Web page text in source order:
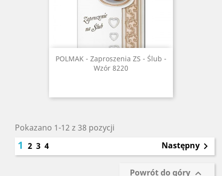
POLMAK - Zaproszenia ZS - Ślub -
Wzór 8220
Pokazano 1-12 z 38 pozycji
1 2 3 4 Następny 
Powrót do góry 